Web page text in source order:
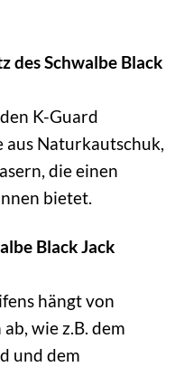
des Schwalbe Black
K-Guard
aus Naturkautschuk,
die einen
bietet.
Black Jack
hängt von
wie z.B. dem
und dem